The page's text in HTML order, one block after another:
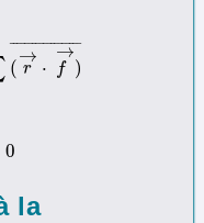
( r
→
⋅ f
→
)
¯ ¯
¯¯¯¯¯¯¯¯¯¯¯¯¯¯¯¯¯
⋅f → ¯
0
la